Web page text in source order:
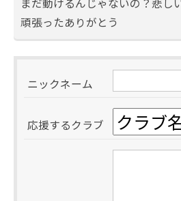
頑張ったありがとう
ニックネーム
応援するクラブ